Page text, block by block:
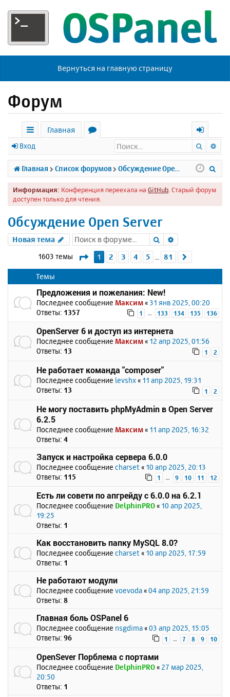
Вернуться на главную страницу
Форум
с
ы
л
к
Главная
р
у
м
х
о
д
Вход Поиск
Главная Список форумов
Информация: Конференция переехала на GitHub . Старый форум
доступен только для чтения.
Обсуждение Open Server
Новая тема Поиск
1603 темы Страница1 из 81
1 2 3 4 5 81
Темы
Предложения и пожелания: New!
Последнее сообщение Максим « 31 янв 2025, 00:20
Ответы: 1357 1 … 133 134 135 136
OpenServer 6 и доступ из интернета
Последнее сообщение Максим « 12 апр 2025, 01:56
Ответы: 13 1 2
Не работает команда "composer"
Последнее сообщение levshx « 11 апр 2025, 19:31
Ответы: 13 1 2
Не могу поставить phpMyAdmin в Open Server
6.2.5
Последнее сообщение Максим « 11 апр 2025, 16:32
Ответы: 4
Запуск и настройка сервера 6.0.0
Последнее сообщение charset « 10 апр 2025, 20:13
Ответы: 115 1 … 9 10 11 12
Есть ли совети по апгрейду с 6.0.0 на 6.2.1
Последнее сообщение DelphinPRO « 10 апр 2025,
19:25
Ответы: 1
Как восстановить папку MySQL 8.0?
Последнее сообщение charset « 10 апр 2025, 17:59
Ответы: 1
Не работают модули
Последнее сообщение voevoda «04 апр 2025, 21:59
Ответы: 8
Главная боль OSPanel 6
Последнее сообщение nsgdima «03 апр 2025, 15:05
Ответы: 96 1 … 7 8 9 10
OpenSever Порблема с портами
Последнее сообщение DelphinPRO « 27 мар 2025,
20:50
Ответы: 1